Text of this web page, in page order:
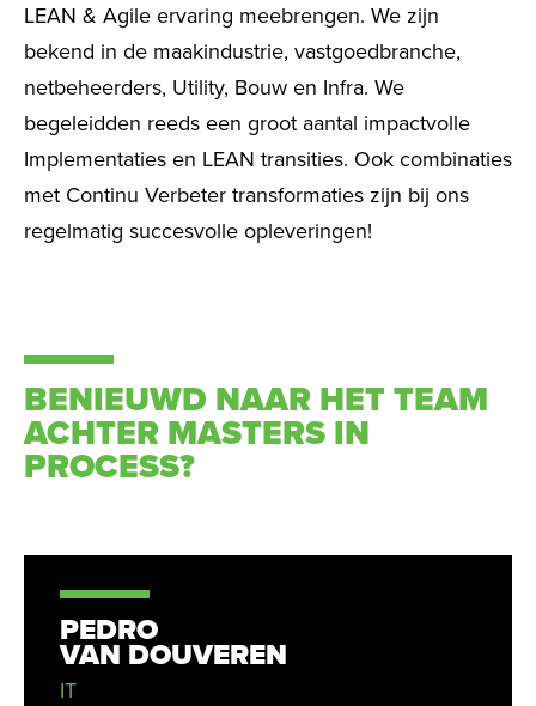
LEAN & Agile ervaring meebrengen. We zijn
bekend in de maakindustrie, vastgoedbranche,
netbeheerders, Utility, Bouw en Infra. We
begeleidden reeds een groot aantal impactvolle
Implementaties en LEAN transities. Ook combinaties
met Continu Verbeter transformaties zijn bij ons
regelmatig succesvolle opleveringen!
BENIEUWD NAAR HET TEAM
ACHTER MASTERS IN
PROCESS?
PEDRO
VAN DOUVEREN
IT